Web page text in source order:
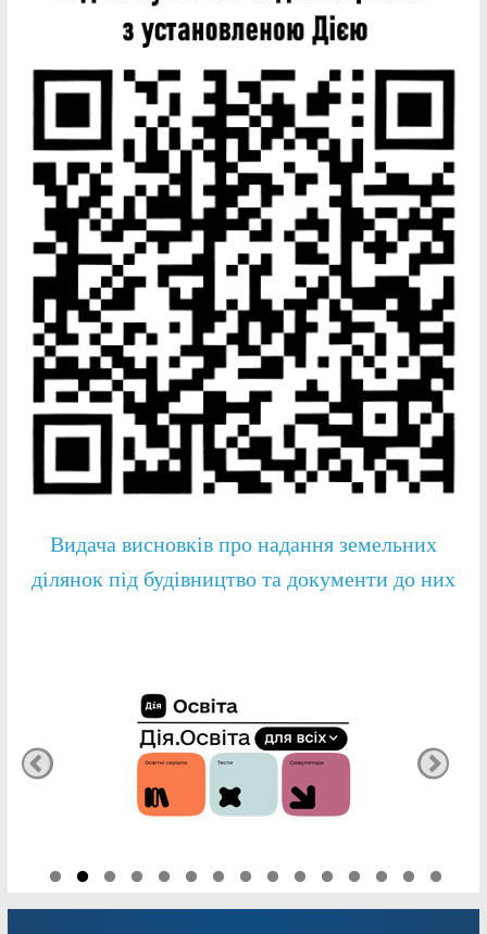
Видача висновків про надання земельних
ділянок під будівництво та документи до них